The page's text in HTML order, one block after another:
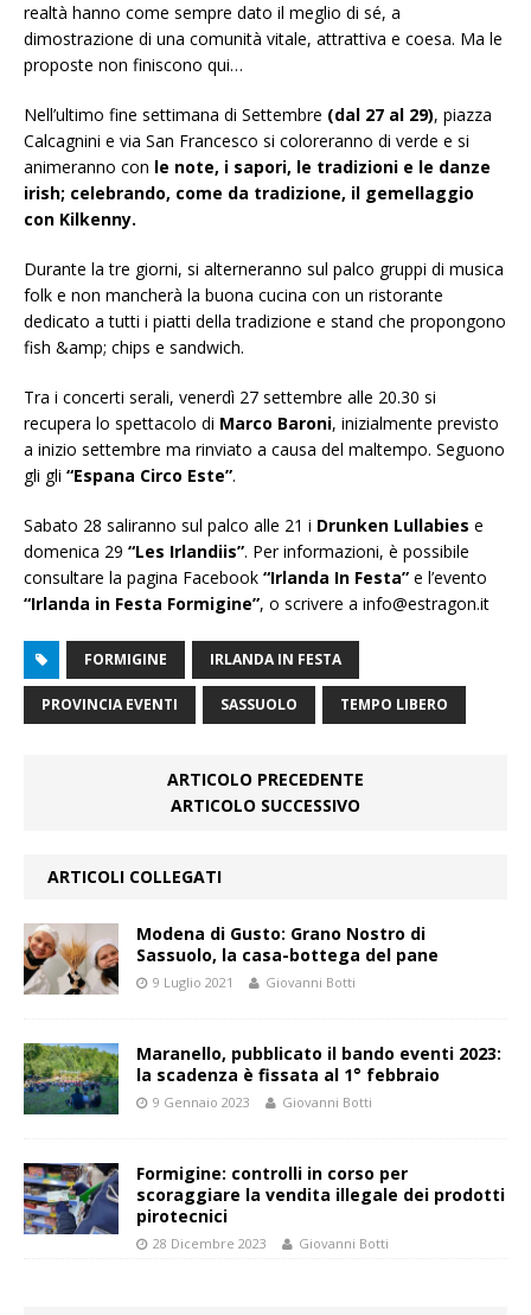
realtà hanno come sempre dato il meglio di sé, a
dimostrazione di una comunità vitale, attrattiva e coesa. Ma le
proposte non finiscono qui…
Nell’ultimo fine settimana di Settembre (dal 27 al 29), piazza
Calcagnini e via San Francesco si coloreranno di verde e si
animeranno con le note, i sapori, le tradizioni e le danze
irish; celebrando, come da tradizione, il gemellaggio
con Kilkenny.
Durante la tre giorni, si alterneranno sul palco gruppi di musica
folk e non mancherà la buona cucina con un ristorante
dedicato a tutti i piatti della tradizione e stand che propongono
fish &amp; chips e sandwich.
Tra i concerti serali, venerdì 27 settembre alle 20.30 si
recupera lo spettacolo di Marco Baroni, inizialmente previsto
a inizio settembre ma rinviato a causa del maltempo. Seguono
gli gli “Espana Circo Este”.
Sabato 28 saliranno sul palco alle 21 i Drunken Lullabies e
domenica 29 “Les Irlandiis”. Per informazioni, è possibile
consultare la pagina Facebook “Irlanda In Festa” e l’evento
“Irlanda in Festa Formigine”, o scrivere a info@estragon.it
FORMIGINE IRLANDA IN FESTA
PROVINCIA EVENTI SASSUOLO TEMPO LIBERO
ARTICOLO PRECEDENTE
ARTICOLO SUCCESSIVO
ARTICOLI COLLEGATI
Modena di Gusto: Grano Nostro di
Sassuolo, la casa-bottega del pane
9 Luglio 2021 Giovanni Botti
Maranello, pubblicato il bando eventi 2023:
la scadenza è fissata al 1° febbraio
9 Gennaio 2023 Giovanni Botti
Formigine: controlli in corso per
scoraggiare la vendita illegale dei prodotti
pirotecnici
28 Dicembre 2023 Giovanni Botti